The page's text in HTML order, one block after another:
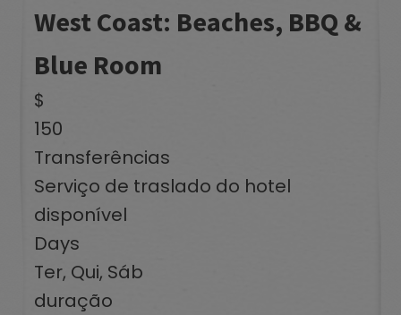
West Coast: Beaches, BBQ &
Blue Room
$
150
Transferências
Serviço de traslado do hotel
disponível
Days
Ter, Qui, Sáb
duração